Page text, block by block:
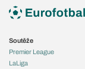
Soutěže
Premier League
LaLiga